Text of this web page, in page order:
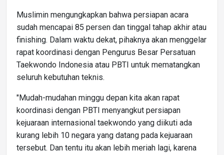
Muslimin mengungkapkan bahwa persiapan acara
sudah mencapai 85 persen dan tinggal tahap akhir atau
finishing. Dalam waktu dekat, pihaknya akan menggelar
rapat koordinasi dengan Pengurus Besar Persatuan
Taekwondo Indonesia atau PBTI untuk mematangkan
seluruh kebutuhan teknis.
"Mudah-mudahan minggu depan kita akan rapat
koordinasi dengan PBTI menyangkut persiapan
kejuaraan internasional taekwondo yang diikuti ada
kurang lebih 10 negara yang datang pada kejuaraan
tersebut. Dan tentu itu akan lebih meriah lagi, karena